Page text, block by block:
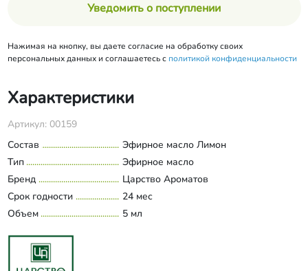
Уведомить о поступлении
Нажимая на кнопку, вы даете согласие на обработку своих
персональных данных и соглашаетесь с политикой конфиденциальности
Характеристики
Артикул: 00159
Состав
Эфирное масло Лимон
Тип
Эфирное масло
Бренд
Царство Ароматов
Срок годности
24 мес
Объем
5 мл